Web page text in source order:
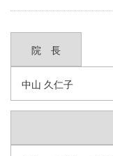
院 長
中山 久仁子